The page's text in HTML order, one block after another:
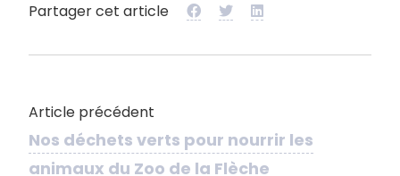
Partager cet article
Article précédent
Nos déchets verts pour nourrir les
animaux du Zoo de la Flèche